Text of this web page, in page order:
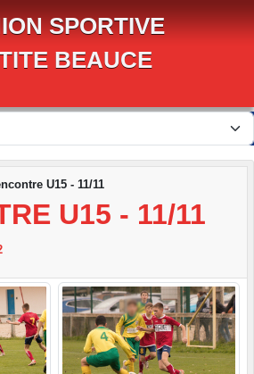
SPORTIVE
BEAUCE
U15 - 11/11
U15 - 11/11
cookies